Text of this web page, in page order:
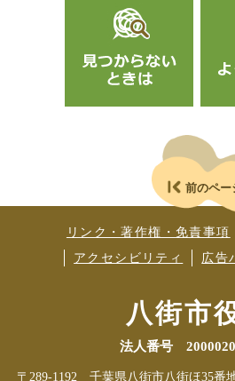
前のペー
リンク・著作権・免責事項
アクセシビリティ
広告
八街市
法人番号
〒289-1192 千葉県八街市八街ほ35番